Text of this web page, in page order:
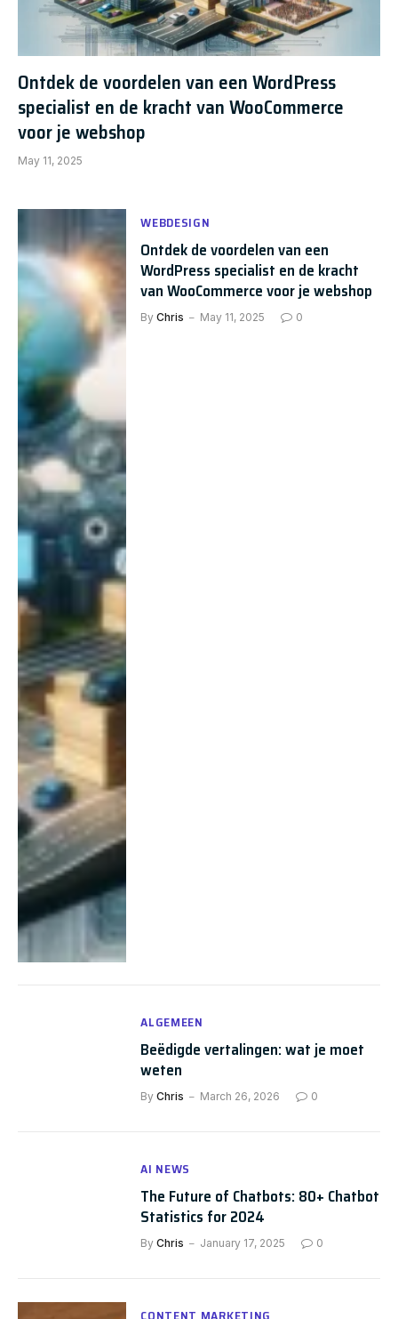
Ontdek de voordelen van een WordPress
specialist en de kracht van WooCommerce
voor je webshop
May 11, 2025
WEBDESIGN
Ontdek de voordelen van een
WordPress specialist en de kracht
van WooCommerce voor je webshop
By Chris May 11, 2025 0
ALGEMEEN
Beëdigde vertalingen: wat je moet
weten
By Chris March 26, 2026 0
AI NEWS
The Future of Chatbots: 80+ Chatbot
Statistics for 2024
By Chris January 17, 2025 0